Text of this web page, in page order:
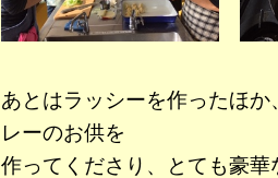
あとはラッシーを作ったほ
レーのお供を
作ってくださり、とても豪